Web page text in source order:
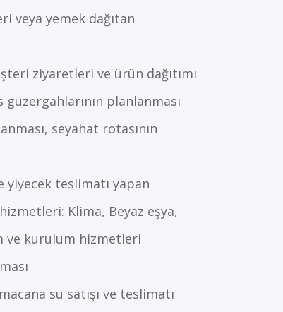
veya yemek dağıtan
ziyaretleri ve ürün dağıtımı
güzergahlarının planlanması
seyahat rotasının
teslimatı yapan
Klima, Beyaz eşya,
ve kurulum hizmetleri
su satışı ve teslimatı